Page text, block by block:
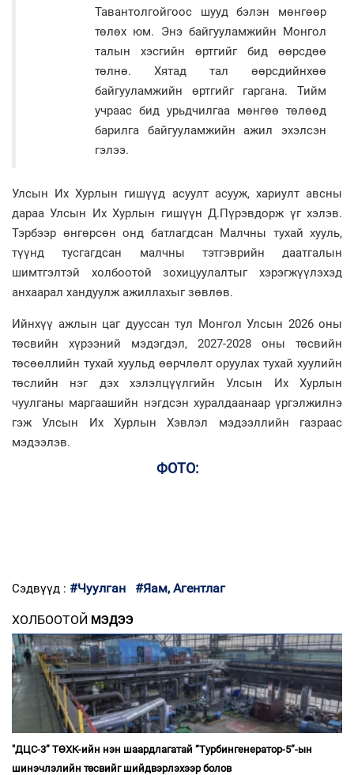
Тавантолгойгоос шууд бэлэн мөнгөөр
төлөх юм. Энэ байгууламжийн Монгол
талын хэсгийн өртгийг бид өөрсдөө
төлнө. Хятад тал өөрсдийнхөө
байгууламжийн өртгийг гаргана. Тийм
учраас бид урьдчилгаа мөнгөө төлөөд
барилга байгууламжийн ажил эхэлсэн
гэлээ.
Улсын Их Хурлын гишүүд асуулт асууж, хариулт авсны
дараа Улсын Их Хурлын гишүүн Д.Пүрэвдорж үг хэлэв.
Тэрбээр өнгөрсөн онд батлагдсан Малчны тухай хууль,
түүнд тусгагдсан малчны тэтгэврийн даатгалын
шимтгэлтэй холбоотой зохицуулалтыг хэрэгжүүлэхэд
анхаарал хандуулж ажиллахыг зөвлөв.
Ийнхүү ажлын цаг дууссан тул Монгол Улсын 2026 оны
төсвийн хүрээний мэдэгдэл, 2027-2028 оны төсвийн
төсөөллийн тухай хуульд өөрчлөлт оруулах тухай хуулийн
төслийн нэг дэх хэлэлцүүлгийн Улсын Их Хурлын
чуулганы маргаашийн нэгдсэн хуралдаанаар үргэлжилнэ
гэж Улсын Их Хурлын Хэвлэл мэдээллийн газраас
мэдээлэв.
ФОТО:
Сэдвүүд : #Чуулган #Яам, Агентлаг
ХОЛБООТОЙ МЭДЭЭ
"ДЦС-3” ТӨХК-ийн нэн шаардлагатай “Турбингенератор-5”-ын
шинэчлэлийн төсвийг шийдвэрлэхээр болов